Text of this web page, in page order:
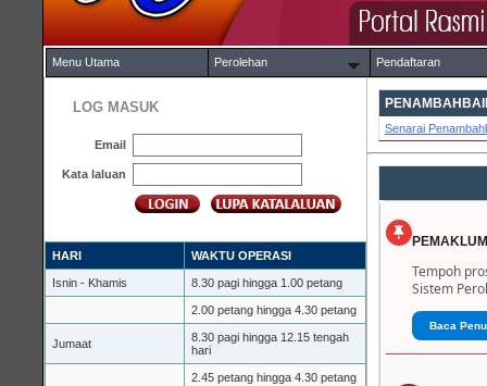
Menu Utama Perolehan Pendaftaran
LOG MASUK
Email
Kata laluan
HARI WAKTU OPERASI
Isnin - Khamis 8.30 pagi hingga 1.00 petang
2.00 petang hingga 4.30 petang
Jumaat
8.30 pagi hingga 12.15 tengah
hari
2.45 petang hingga 4.30 petang
Senarai
Tempoh
Sistem
Baca